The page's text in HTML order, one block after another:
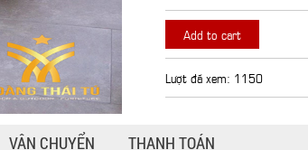
Add to cart
Lượt đã xem: 1150
VẬN CHUYỂN THANH TOÁN